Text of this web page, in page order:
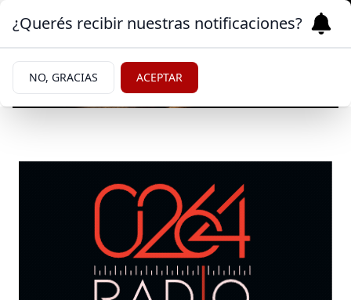
¿Querés recibir nuestras notificaciones?
NO, GRACIAS ACEPTAR